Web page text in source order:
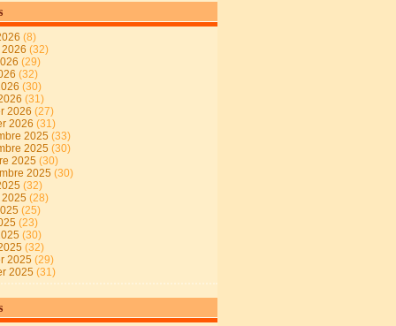
(8)
(32)
(29)
(32)
(30)
(31)
2026 (27)
2026 (31)
2025 (33)
2025 (30)
2025 (30)
2025 (30)
(32)
(28)
(25)
(23)
(30)
(32)
2025 (29)
2025 (31)